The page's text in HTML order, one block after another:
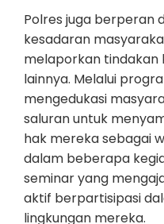
Polres juga berperan
kesadaran
melaporkan tindakan
lainnya. Melalui
mengedukasi
saluran untuk
hak mereka sebagai
dalam beberapa
seminar yang
aktif berpartisipasi
lingkungan mereka.